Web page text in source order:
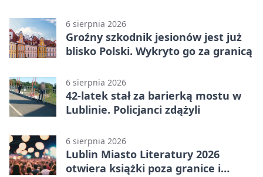
6 sierpnia 2026
Groźny szkodnik jesionów jest już
blisko Polski. Wykryto go za granicą
6 sierpnia 2026
42-latek stał za barierką mostu w
Lublinie. Policjanci zdążyli
6 sierpnia 2026
Lublin Miasto Literatury 2026
otwiera książki poza granice i